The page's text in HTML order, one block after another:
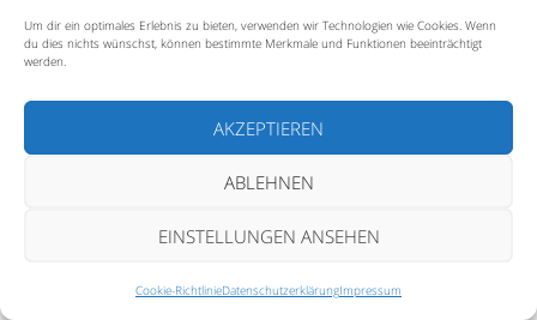
Um dir ein optimales Erlebnis zu bieten, verwenden wir Technologien wie Cookies. Wenn
du dies nichts wünschst, können bestimmte Merkmale und Funktionen beeinträchtigt
werden.
AKZEPTIEREN
ABLEHNEN
EINSTELLUNGEN ANSEHEN
Cookie-RichtlinieDatenschutzerklärungImpressum
Youtube:www.youtube.com/@ThailandEntdecken
YouTube:https://www.youtube.com/@sedw
Ihr möchtet mir einen Kaffee ausgeben?
https://www.buymeacoffee.com/fk8cnpvfdjs